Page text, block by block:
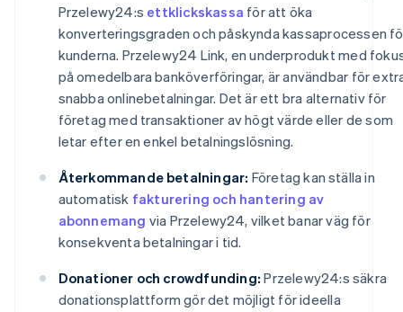
Przelewy24:s ettklickskassa för att öka
konverteringsgraden och påskynda kassaprocessen
kunderna. Przelewy24 Link, en underprodukt med
på omedelbara banköverföringar, är användbar för
snabba onlinebetalningar. Det är ett bra alternativ för
företag med transaktioner av högt värde eller de som
letar efter en enkel betalningslösning.
Återkommande betalningar: Företag kan ställa in
automatisk fakturering och hantering av
abonnemang via Przelewy24, vilket banar väg för
konsekventa betalningar i tid.
Donationer och crowdfunding: Przelewy24:s säkra
donationsplattform gör det möjligt för ideella